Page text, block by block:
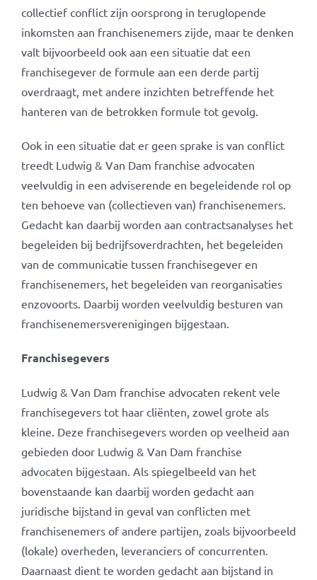
collectief conflict zijn oorsprong in teruglopende
inkomsten aan franchisenemers zijde, maar te denken
valt bijvoorbeeld ook aan een situatie dat een
franchisegever de formule aan een derde partij
overdraagt, met andere inzichten betreffende het
hanteren van de betrokken formule tot gevolg.
Ook in een situatie dat er geen sprake is van conflict
treedt Ludwig & Van Dam franchise advocaten
veelvuldig in een adviserende en begeleidende rol op
ten behoeve van (collectieven van) franchisenemers.
Gedacht kan daarbij worden aan contractsanalyses het
begeleiden bij bedrijfsoverdrachten, het begeleiden
van de communicatie tussen franchisegever en
franchisenemers, het begeleiden van reorganisaties
enzovoorts. Daarbij worden veelvuldig besturen van
franchisenemersverenigingen bijgestaan.
Franchisegevers
Ludwig & Van Dam franchise advocaten rekent vele
franchisegevers tot haar cliënten, zowel grote als
kleine. Deze franchisegevers worden op veelheid aan
gebieden door Ludwig & Van Dam franchise
advocaten bijgestaan. Als spiegelbeeld van het
bovenstaande kan daarbij worden gedacht aan
juridische bijstand in geval van conflicten met
franchisenemers of andere partijen, zoals bijvoorbeeld
(lokale) overheden, leveranciers of concurrenten.
Daarnaast dient te worden gedacht aan bijstand in